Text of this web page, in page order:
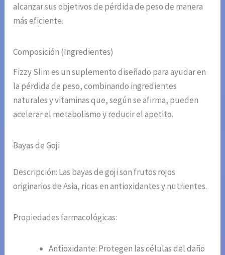
alcanzar sus objetivos de pérdida de peso de manera
más eficiente.
Composición (Ingredientes)
Fizzy Slim es un suplemento diseñado para ayudar en
la pérdida de peso, combinando ingredientes
naturales y vitaminas que, según se afirma, pueden
acelerar el metabolismo y reducir el apetito.
Bayas de Goji
Descripción: Las bayas de goji son frutos rojos
originarios de Asia, ricas en antioxidantes y nutrientes.
Propiedades farmacológicas:
Antioxidante: Protegen las células del daño